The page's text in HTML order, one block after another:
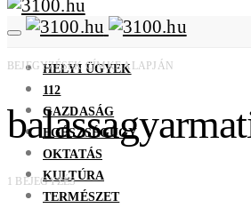
HELYI ÜGYEK
112
GAZDASÁG
EGÉSZSÉGÜGY
OKTATÁS
KULTÚRA
TERMÉSZET
BEJEGYZÉSEK CÍMKE ALAPJÁN
1 BEJEGYZÉS